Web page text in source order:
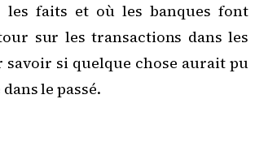
les faits et où les banques font
sur les transactions dans les
savoir si quelque chose aurait pu
le passé.